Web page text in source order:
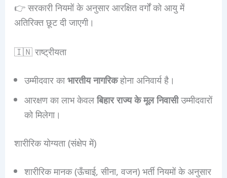
👉 सरकारी नियमों के अनुसार आरक्षित वर्गों को आयु में
अतिरिक्त छूट दी जाएगी।
🇮🇳 राष्ट्रीयता
उम्मीदवार काभारतीय नागरिकहोना अनिवार्य है।
आरक्षण का लाभ केवलबिहार राज्य के मूल निवासीउम्मीदवारों
को मिलेगा।
शारीरिक योग्यता (संक्षेप में)
शारीरिक मानक (ऊँचाई, सीना, वजन) भर्ती नियमों के अनुसार